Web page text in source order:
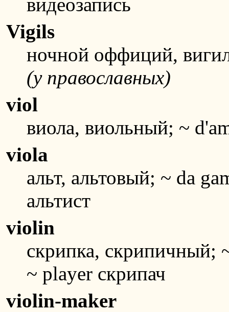
Vigils
ночной оффиций,
(у православных)
viol
виола, виольный; ~
viola
альт, альтовый; ~ da
альтист
violin
скрипка, скрипичный;
~ player скрипач
violin-maker